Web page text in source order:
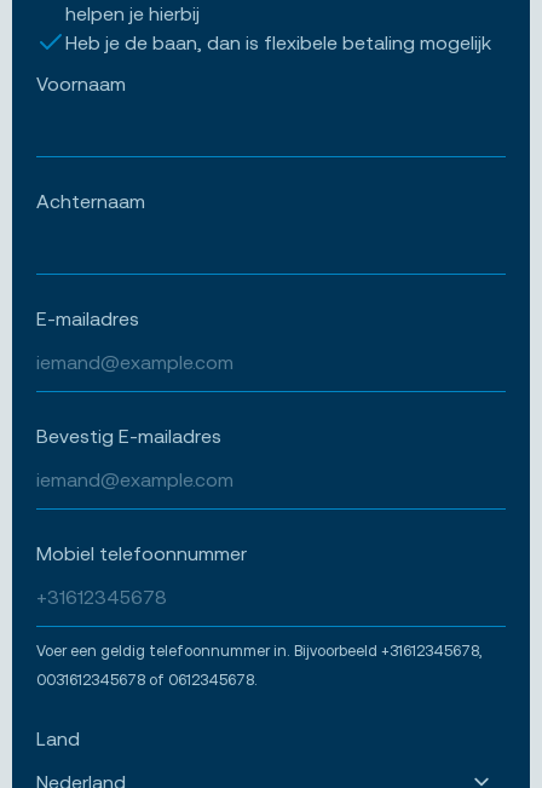
helpen je hierbij
Heb je de baan, dan is flexibele betaling mogelijk
Voornaam
Achternaam
E-mailadres
Bevestig E-mailadres
Mobiel telefoonnummer
Voer een geldig telefoonnummer in. Bijvoorbeeld +31612345678,
0031612345678 of 0612345678.
Land